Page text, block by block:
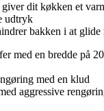
giver dit køkken et
udtryk
bakken i at
med en bredde på
med en klud
aggressive